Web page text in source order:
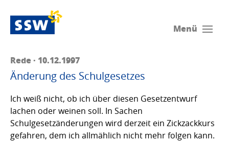
Menü
Rede · 10.12.1997
Änderung des Schulgesetzes
Ich weiß nicht, ob ich über diesen Gesetzentwurf
lachen oder weinen soll. In Sachen
Schulgesetzänderungen wird derzeit ein Zickzackkurs
gefahren, dem ich allmählich nicht mehr folgen kann.